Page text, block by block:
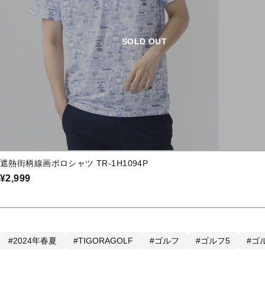
SOLD OUT
遮熱街柄線画ポロシャツ TR-1H1094P
¥2,999
#2024年春夏 #TIGORAGOLF #ゴルフ #ゴルフ5 #ゴ